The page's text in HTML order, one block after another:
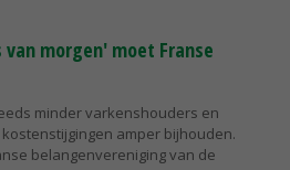
morgen' moet Franse
minder varkenshouders en
amper bijhouden.
belangenvereniging van de